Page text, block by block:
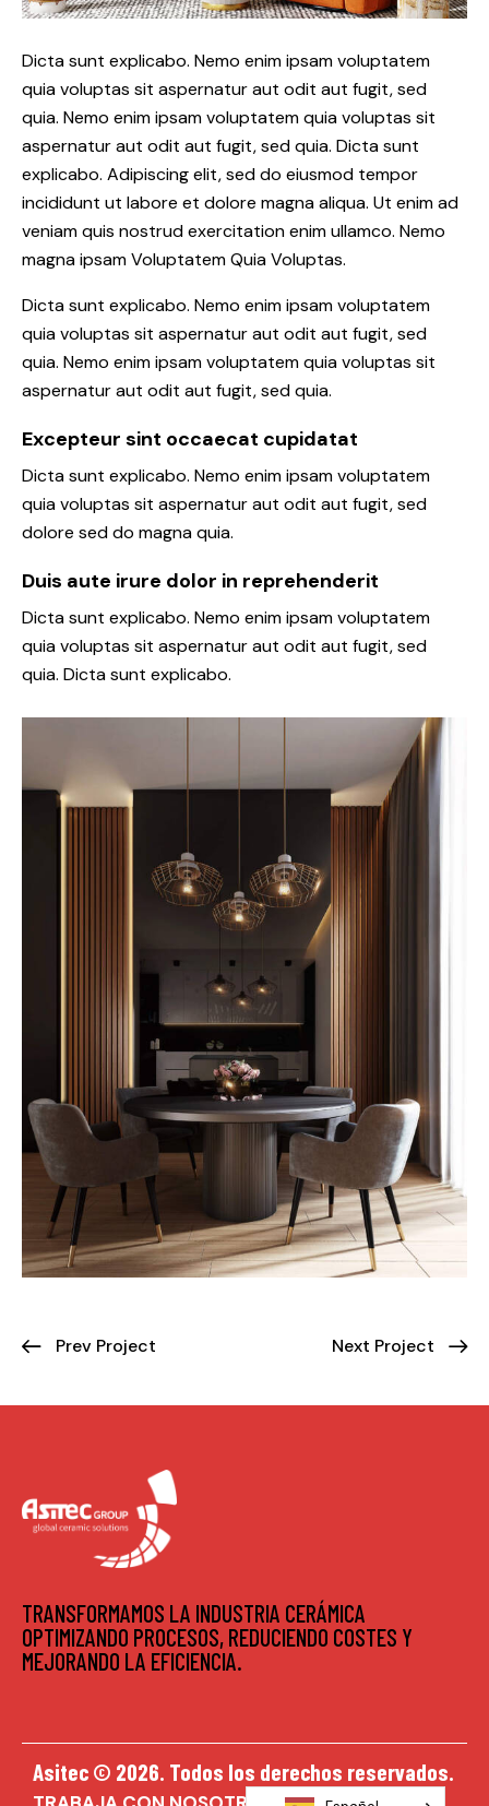
Dicta sunt explicabo. Nemo enim ipsam voluptatem
quia voluptas sit aspernatur aut odit aut fugit, sed
quia. Nemo enim ipsam voluptatem quia voluptas sit
aspernatur aut odit aut fugit, sed quia. Dicta sunt
explicabo. Adipiscing elit, sed do eiusmod tempor
incididunt ut labore et dolore magna aliqua. Ut enim ad
veniam quis nostrud exercitation enim ullamco. Nemo
magna ipsamVoluptatem Quia Voluptas.
Dicta sunt explicabo. Nemo enim ipsam voluptatem
quia voluptas sit aspernatur aut odit aut fugit, sed
quia. Nemo enim ipsam voluptatem quia voluptas sit
aspernatur aut odit aut fugit, sed quia.
Excepteur sint occaecat cupidatat
Dicta sunt explicabo. Nemo enim ipsam voluptatem
quia voluptas sit aspernatur aut odit aut fugit, sed
dolore sed do magna quia.
Duis aute irure dolor in reprehenderit
Dicta sunt explicabo. Nemo enim ipsam voluptatem
quia voluptas sit aspernatur aut odit aut fugit, sed
quia. Dicta sunt explicabo.
Prev Project Next Project
TRANSFORMAMOS LA INDUSTRIA CERÁMICA
OPTIMIZANDO PROCESOS, REDUCIENDO COSTES Y
MEJORANDO LA EFICIENCIA.
Asitec © 2026. Todos los derechos reservados.